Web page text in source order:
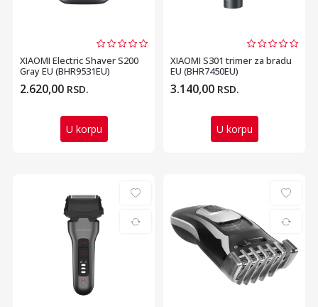
XIAOMI Electric Shaver S200
Gray EU (BHR9531EU)
2.620,00 RSD.
U korpu
XIAOMI S301 trimer za bradu
EU (BHR7450EU)
3.140,00 RSD.
U korpu